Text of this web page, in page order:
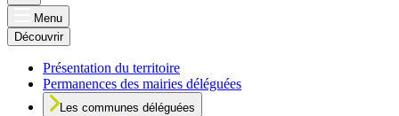
Menu
Découvrir
Présentation du territoire
Permanences des mairies déléguées
Les communes déléguées